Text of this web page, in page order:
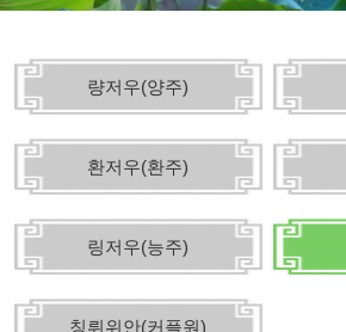
량저우(양주)
환저우(환주)
링저우(능주)
칭뤼위안(커플원)